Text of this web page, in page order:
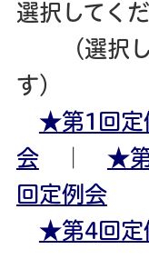
選択してくだ
（選択し
す）
★第1回定
会｜ ★
回定例会
★第4回定